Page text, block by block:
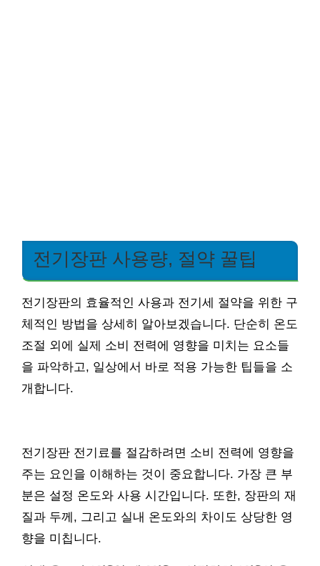
전기장판 사용량, 절약 꿀팁
전기장판의 효율적인 사용과 전기세 절약을 위한 구
체적인 방법을 상세히 알아보겠습니다. 단순히 온도
조절 외에 실제 소비 전력에 영향을 미치는 요소들
을 파악하고, 일상에서 바로 적용 가능한 팁들을 소
개합니다.
전기장판 전기료를 절감하려면 소비 전력에 영향을
주는 요인을 이해하는 것이 중요합니다. 가장 큰 부
분은 설정 온도와 사용 시간입니다. 또한, 장판의 재
질과 두께, 그리고 실내 온도와의 차이도 상당한 영
향을 미칩니다.